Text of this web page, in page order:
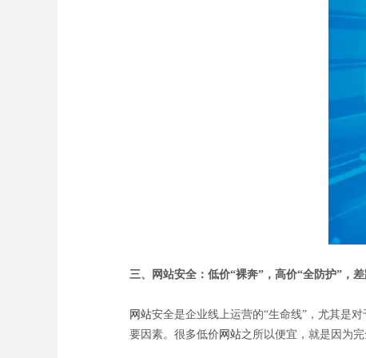
三、网站安全：低价“裸奔”，高价“全防护”，
网站安全是企业线上运营的“生命线”，尤其是
要因素。很多低价 网站之所以便宜，就是因为